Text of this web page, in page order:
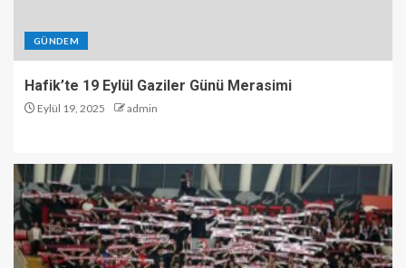
GÜNDEM
Hafik’te 19 Eylül Gaziler Günü Merasimi
Eylül 19, 2025 admin